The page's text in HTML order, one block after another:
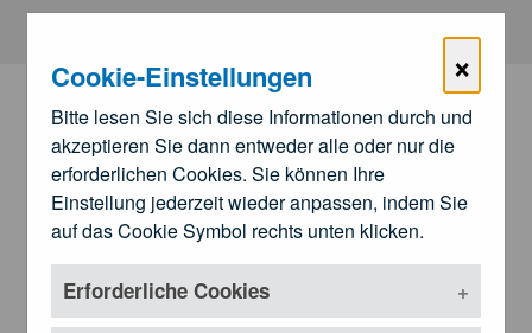
×
Cookie-Einstellungen
Bitte lesen Sie sich diese Informationen durch und
akzeptieren Sie dann entweder alle oder nur die
erforderlichen Cookies. Sie können Ihre
Einstellung jederzeit wieder anpassen, indem Sie
auf das Cookie Symbol rechts unten klicken.
Erforderliche Cookies
Zum Hauptinhalt springen
Zu den
Landesärztekammern